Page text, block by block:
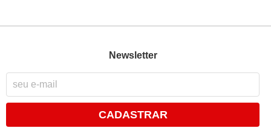
Newsletter
CADASTRAR